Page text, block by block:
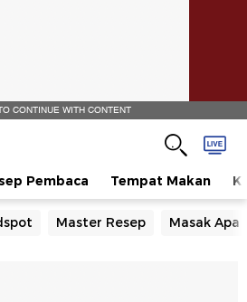
CONTINUE WITH CONTENT
Pembaca Tempat Makan
Master Resep Masak Apa